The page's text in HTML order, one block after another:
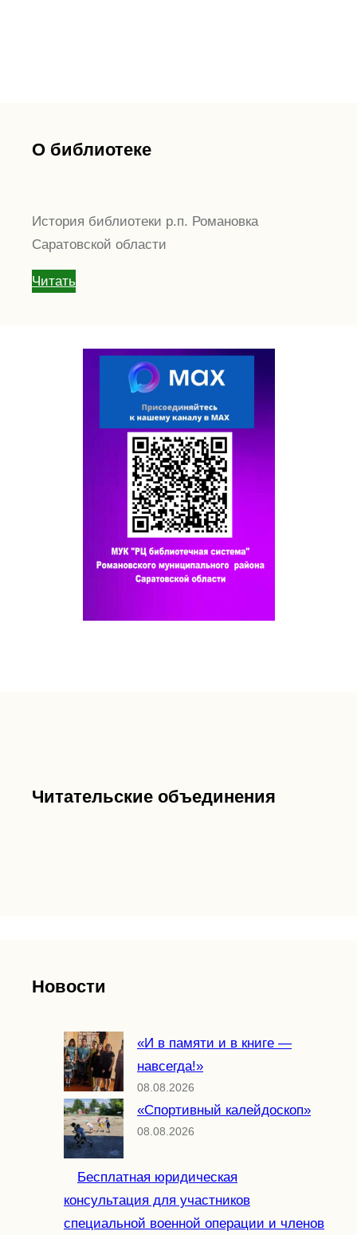
О библиотеке
История библиотеки р.п. Романовка
Саратовской области
Читать
Читательские объединения
Новости
«И в памяти и в книге —
навсегда!»
08.08.2026
«Спортивный калейдоскоп»
08.08.2026
Бесплатная юридическая
консультация для участников
специальной военной операции и членов